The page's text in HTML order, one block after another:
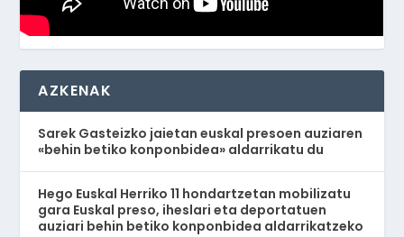
AZKENAK
Sarek Gasteizko jaietan euskal presoen auziaren
«behin betiko konponbidea» aldarrikatu du
Hego Euskal Herriko 11 hondartzetan mobilizatu
gara Euskal preso, iheslari eta deportatuen
auziari behin betiko konponbidea aldarrikatzeko